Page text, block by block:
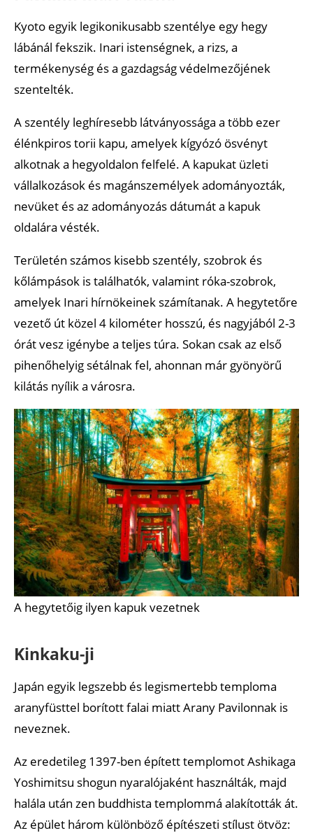
Kurama falu
Szamuráj Ninja Múzeum
Kyoto időjárása: mikor a legjobb ideutazni?
Legjobb időszak az utazásra:
Interaktív és letölthető térképek
Ajánlott cikkek
Kyoto egyik legikonikusabb szentélye egy hegy
lábánál fekszik. Inari istenségnek, a rizs, a
termékenység és a gazdagság védelmezőjének
szentelték.
A szentély leghíresebb látványossága a több ezer
élénkpiros torii kapu, amelyek kígyózó ösvényt
alkotnak a hegyoldalon felfelé. A kapukat üzleti
vállalkozások és magánszemélyek adományozták,
nevüket és az adományozás dátumát a kapuk
oldalára vésték.
Területén számos kisebb szentély, szobrok és
kőlámpások is találhatók, valamint róka-szobrok,
amelyek Inari hírnökeinek számítanak. A hegytetőre
vezető út közel 4 kilométer hosszú, és nagyjából 2-3
órát vesz igénybe a teljes túra. Sokan csak az első
pihenőhelyig sétálnak fel, ahonnan már gyönyörű
kilátás nyílik a városra.
A hegytetőig ilyen kapuk vezetnek
Kinkaku-ji
Japán egyik legszebb és legismertebb temploma
aranyfüsttel borított falai miatt Arany Pavilonnak is
neveznek.
Az eredetileg 1397-ben épített templomot Ashikaga
Yoshimitsu shogun nyaralójaként használták, majd
halála után zen buddhista templommá alakították át.
Az épület három különböző építészeti stílust ötvöz: